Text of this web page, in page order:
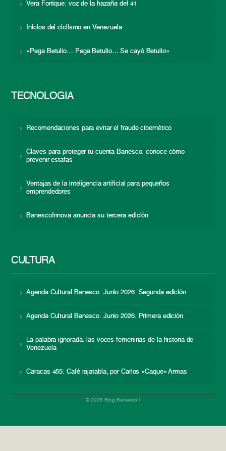
Vera Fortique: voz de la hazaña del 41
Inicios del ciclismo en Venezuela
«Pega Betulio… Pega Betulio… Se cayó Betulio»
TECNOLOGÍA
Recomendaciones para evitar el fraude cibernético
Claves para proteger tu cuenta Banesco: conoce cómo
prevenir estafas
Ventajas de la inteligencia artificial para pequeños
emprendedores
BanescoInnova anuncia su tercera edición
CULTURA
Agenda Cultural Banesco. Junio 2026. Segunda edición
Agenda Cultural Banesco. Junio 2026. Primera edición
La palabra ignorada: las voces femeninas de la historia de
Venezuela
Caracas 455: Café rajatabla, por Carlos «Caque» Armas
© 2026 Blog Banesco |